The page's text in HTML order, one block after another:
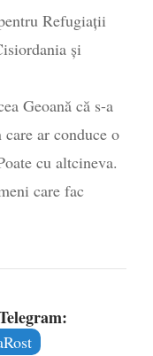
Refugiații
și
Geoană că s-a
ar conduce o
cu altcineva.
care fac